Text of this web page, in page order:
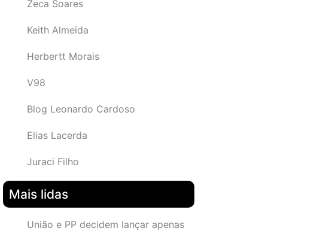
Zeca Soares
Keith Almeida
Herbertt Morais
V98
Blog Leonardo Cardoso
Elias Lacerda
Juraci Filho
Mais lidas
União e PP decidem lançar apenas